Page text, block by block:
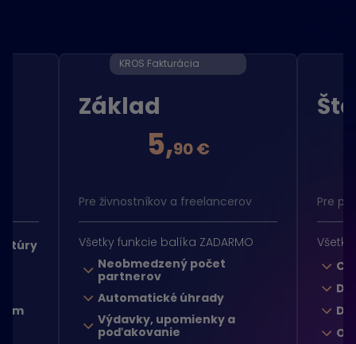
KROS Fakturácia
Základ
5,90 €
Pre živnostníkov a freelancerov
Všetky funkcie balíka ZADARMO
Neobmedzený počet
partnerov
Automatické úhrady
Výdavky, upomienky a
poďakovanie
Pre